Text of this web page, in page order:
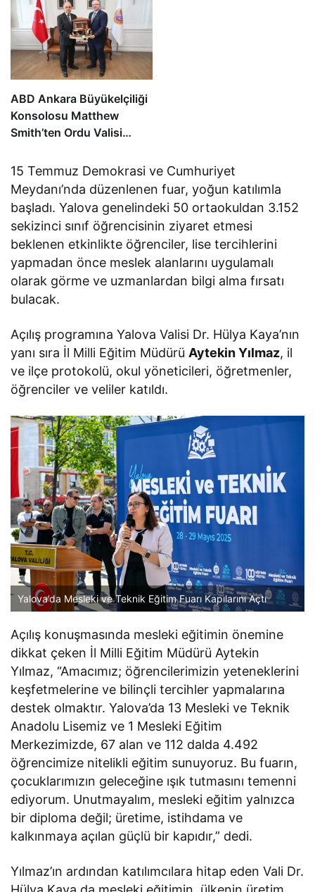
ABD Ankara Büyükelçiliği
Konsolosu Matthew
Smith’ten Ordu Valisi
15 Temmuz Demokrasi ve Cumhuriyet
Meydanı’nda düzenlenen fuar, yoğun katılımla
başladı. Yalova genelindeki 50 ortaokuldan 3.152
sekizinci sınıf öğrencisinin ziyaret etmesi
beklenen etkinlikte öğrenciler, lise tercihlerini
yapmadan önce meslek alanlarını uygulamalı
olarak görme ve uzmanlardan bilgi alma fırsatı
bulacak.
Açılış programına Yalova Valisi Dr. Hülya Kaya’nın
yanı sıra İl Milli Eğitim MüdürüAytekin Yılmaz, il
ve ilçe protokolü, okul yöneticileri, öğretmenler,
öğrenciler ve veliler katıldı.
Yalova’da Mesleki ve Teknik Eğitim Fuarı Kapılarını Açtı
Açılış konuşmasında mesleki eğitimin önemine
dikkat çeken İl Milli Eğitim Müdürü Aytekin
Yılmaz, “Amacımız; öğrencilerimizin yeteneklerini
keşfetmelerine ve bilinçli tercihler yapmalarına
destek olmaktır. Yalova’da 13 Mesleki ve Teknik
Anadolu Lisemiz ve 1 Mesleki Eğitim
Merkezimizde, 67 alan ve 112 dalda 4.492
öğrencimize nitelikli eğitim sunuyoruz. Bu fuarın,
çocuklarımızın geleceğine ışık tutmasını temenni
ediyorum. Unutmayalım, mesleki eğitim yalnızca
bir diploma değil; üretime, istihdama ve
kalkınmaya açılan güçlü bir kapıdır,” dedi.
Yılmaz’ın ardından katılımcılara hitap eden Vali Dr.